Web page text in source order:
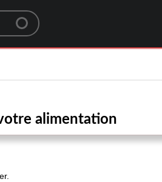
alimentation